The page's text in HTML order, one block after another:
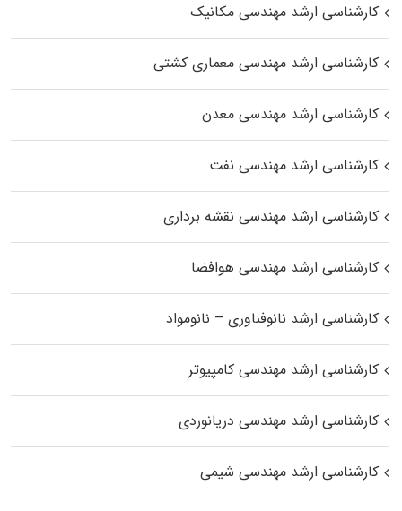
کارشناسی ارشد مهندسی مکانیک
کارشناسی ارشد مهندسی معماری کشتی
کارشناسی ارشد مهندسی معدن
کارشناسی ارشد مهندسی نفت
کارشناسی ارشد مهندسی نقشه برداری
کارشناسی ارشد مهندسی هوافضا
کارشناسی ارشد نانوفناوری – نانومواد
کارشناسی ارشد مهندسی کامپیوتر
کارشناسی ارشد مهندسی دریانوردی
کارشناسی ارشد مهندسی شیمی